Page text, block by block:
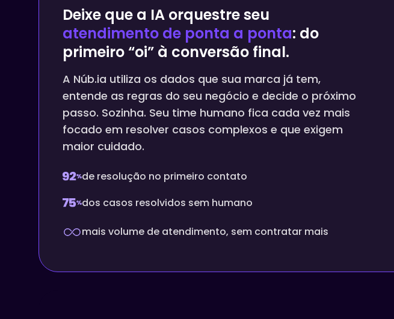
Deixe que a IA orquestre seu
atendimento de ponta a ponta: do
primeiro “oi” à conversão final.
A Núb.ia utiliza os dados que sua marca já tem,
entende as regras do seu negócio e decide o próximo
passo. Sozinha. Seu time humano fica cada vez mais
focado em resolver casos complexos e que exigem
maior cuidado.
de resolução no primeiro contato
dos casos resolvidos sem humano
mais volume de atendimento, sem contratar mais